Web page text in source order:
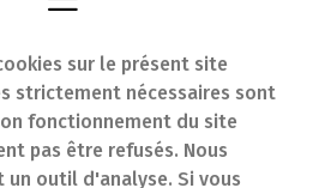
sur le présent site
strictement nécessaires sont
fonctionnement du site
pas être refusés. Nous
outil d'analyse. Si vous
En cas d'urgence
Contact